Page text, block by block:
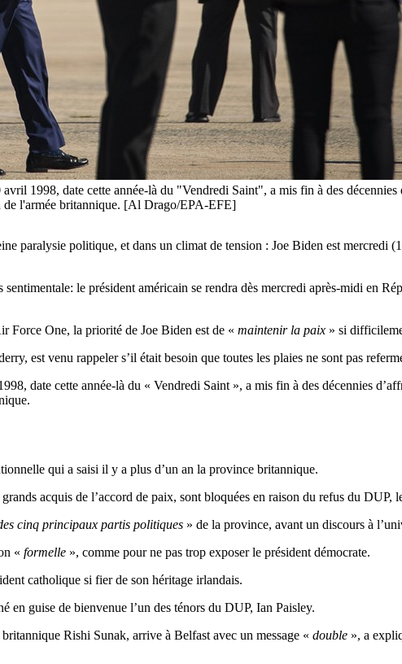
1998, date cette année-là du "Vendredi Saint", a mis fin à des
de l'armée britannique. [Al Drago/EPA-EFE]
paralysie politique, et dans un climat de tension : Joe Biden est mercredi
le président américain se rendra dès mercredi après-midi en
Force One, la priorité de Joe Biden est de « maintenir la paix » si
est venu rappeler s’il était besoin que toutes les plaies ne sont pas
date cette année-là du « Vendredi Saint », a mis fin à des décennies
qui a saisi il y a plus d’un an la province britannique.
acquis de l’accord de paix, sont bloquées en raison du refus du
cinq principaux partis politiques » de la province, avant un discours à
« formelle », comme pour ne pas trop exposer le président démocrate.
catholique si fier de son héritage irlandais.
en guise de bienvenue l’un des ténors du DUP, Ian Paisley.
Rishi Sunak, arrive à Belfast avec un message « double », a